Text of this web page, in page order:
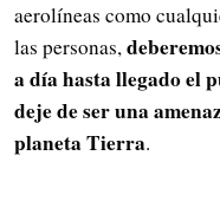
aerolíneas como
las personas,
a día hasta llegado el
deje de ser una
planeta Tierra.